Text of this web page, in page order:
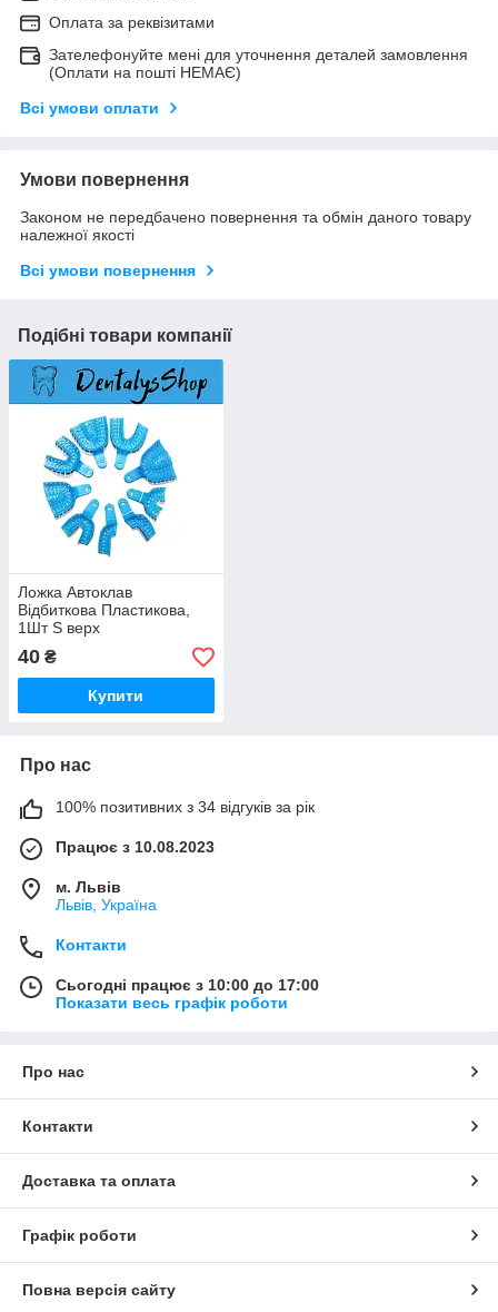
Оплата за реквізитами
Зателефонуйте мені для уточнення деталей замовлення
(Оплати на пошті НЕМАЄ)
Всі умови оплати
Умови повернення
Законом не передбачено повернення та обмін даного товару
належної якості
Всі умови повернення
Подібні товари компанії
Ложка Автоклав
Відбиткова Пластикова,
1Шт S верх
40 ₴
Купити
Про нас
100% позитивних з 34 відгуків за рік
Працює з 10.08.2023
м. Львів
Львів, Україна
Контакти
Сьогодні працює з 10:00 до 17:00
Показати весь графік роботи
Про нас
Контакти
Доставка та оплата
Графік роботи
Повна версія сайту